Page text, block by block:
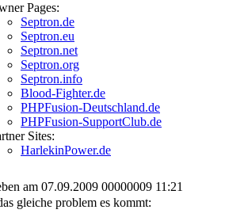
Pages:
Septron.de
Septron.eu
Septron.net
Septron.org
Septron.info
Blood-Fighter.de
PHPFusion-Deutschland.de
PHPFusion-SupportClub.de
Sites:
HarlekinPower.de
am 07.09.2009 00000009 11:21
gleiche problem es kommt: